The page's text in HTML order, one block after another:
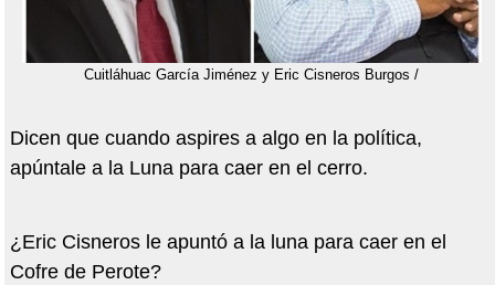
Cuitláhuac García Jiménez y Eric Cisneros Burgos /
Dicen que cuando aspires a algo en la política,
apúntale a la Luna para caer en el cerro.
¿Eric Cisneros le apuntó a la luna para caer en el
Cofre de Perote?